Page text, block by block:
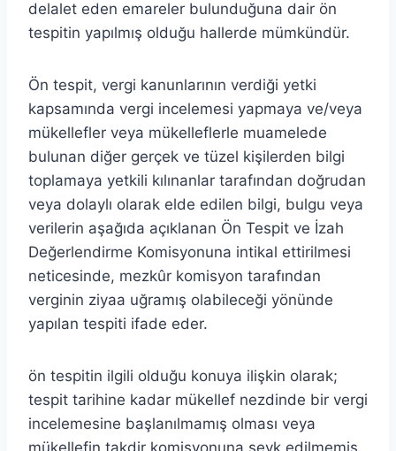
delalet eden emareler bulunduğuna dair ön
tespitin yapılmış olduğu hallerde mümkündür.
Ön tespit, vergi kanunlarının verdiği yetki
kapsamında vergi incelemesi yapmaya ve/veya
mükellefler veya mükelleflerle muamelede
bulunan diğer gerçek ve tüzel kişilerden bilgi
toplamaya yetkili kılınanlar tarafından doğrudan
veya dolaylı olarak elde edilen bilgi, bulgu veya
verilerin aşağıda açıklanan Ön Tespit ve İzah
Değerlendirme Komisyonuna intikal ettirilmesi
neticesinde, mezkûr komisyon tarafından
verginin ziyaa uğramış olabileceği yönünde
yapılan tespiti ifade eder.
ön tespitin ilgili olduğu konuya ilişkin olarak;
tespit tarihine kadar mükellef nezdinde bir vergi
incelemesine başlanılmamış olması veya
mükellefin takdir komisyonuna sevk edilmemiş